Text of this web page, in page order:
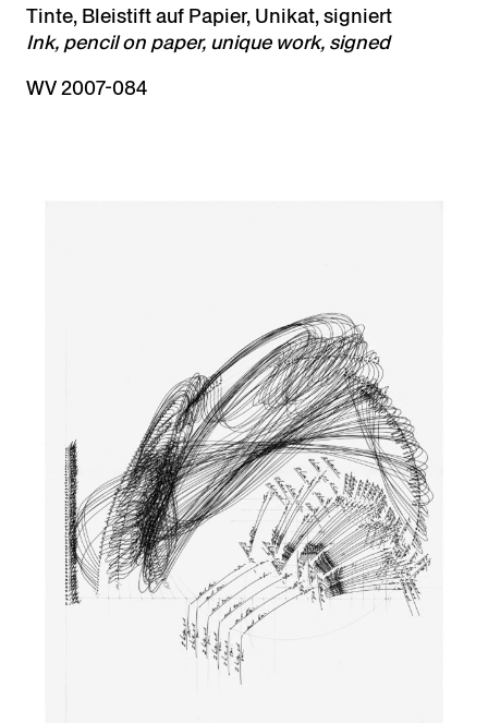
Tinte, Bleistift auf Papier, Unikat, signiert
Ink, pencil on paper, unique work, signed
WV 2007-084